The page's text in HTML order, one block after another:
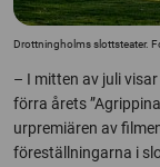
Drottningholms slottsteater.
– I mitten av juli
förra årets
urpremiären av
föreställningarna i